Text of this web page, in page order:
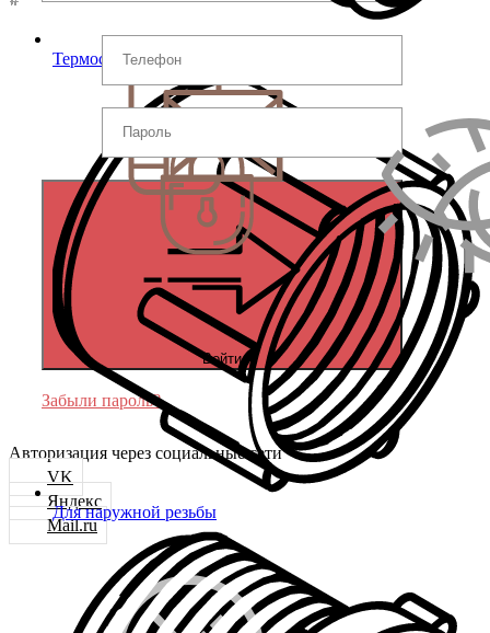
Термостойкие изделия
Для наружной резьбы
Войти
Забыли пароль?
Авторизация через социальные сети
VK
Яндекс
Mail.ru